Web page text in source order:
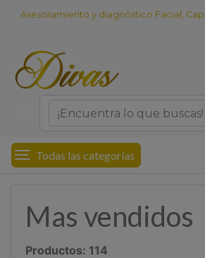
Asesoramiento y diagnóstico Facial,
Todas las categorías
Mas vendidos
Productos: 114